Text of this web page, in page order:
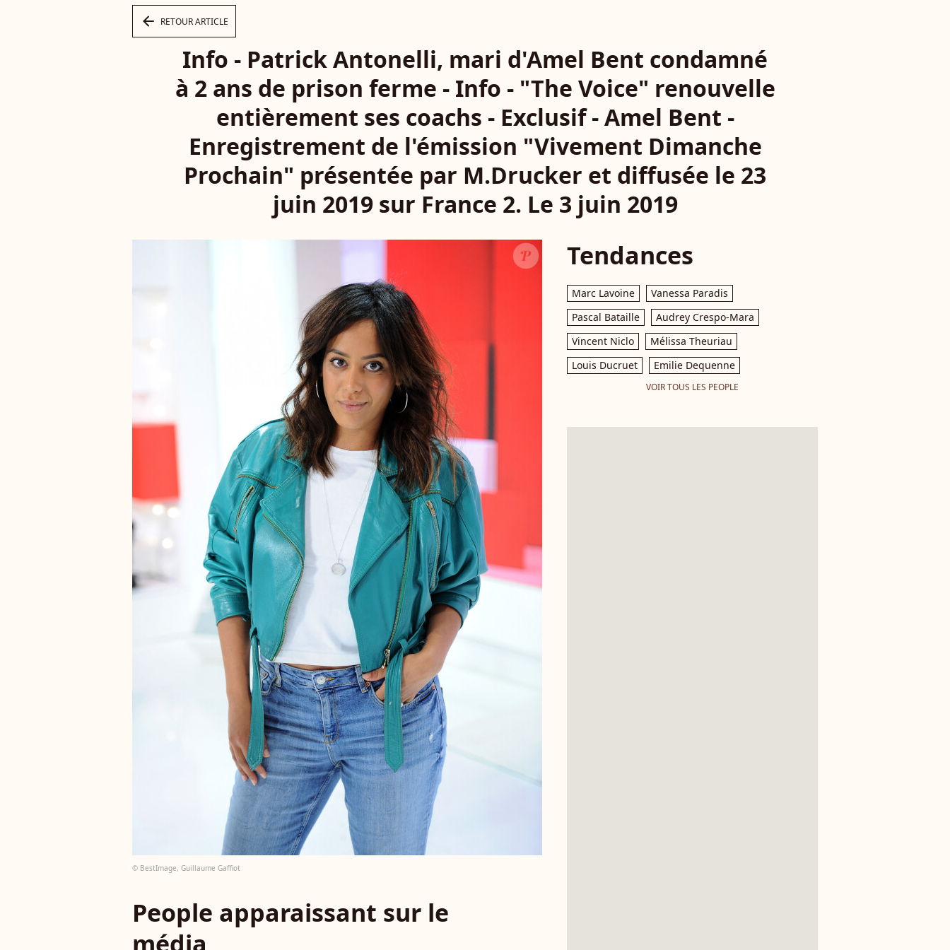
arrow_left RETOUR ARTICLE
Info - Patrick Antonelli, mari d'Amel Bent condamné
à 2 ans de prison ferme - Info - "The Voice" renouvelle
entièrement ses coachs - Exclusif - Amel Bent -
Enregistrement de l'émission "Vivement Dimanche
Prochain" présentée par M.Drucker et diffusée le 23
juin 2019 sur France 2. Le 3 juin 2019
© BestImage, Guillaume Gaffiot
People apparaissant sur le
Tendances
Marc Lavoine
Vanessa Paradis
Pascal Bataille
Audrey Crespo-Mara
Vincent Niclo
Mélissa Theuriau
Louis Ducruet
Emilie Dequenne
VOIR TOUS LES PEOPLE